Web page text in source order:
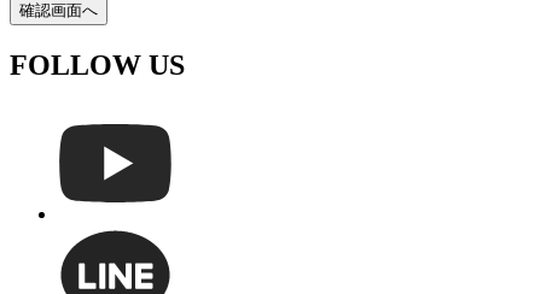
確認画面へ
FOLLOW US